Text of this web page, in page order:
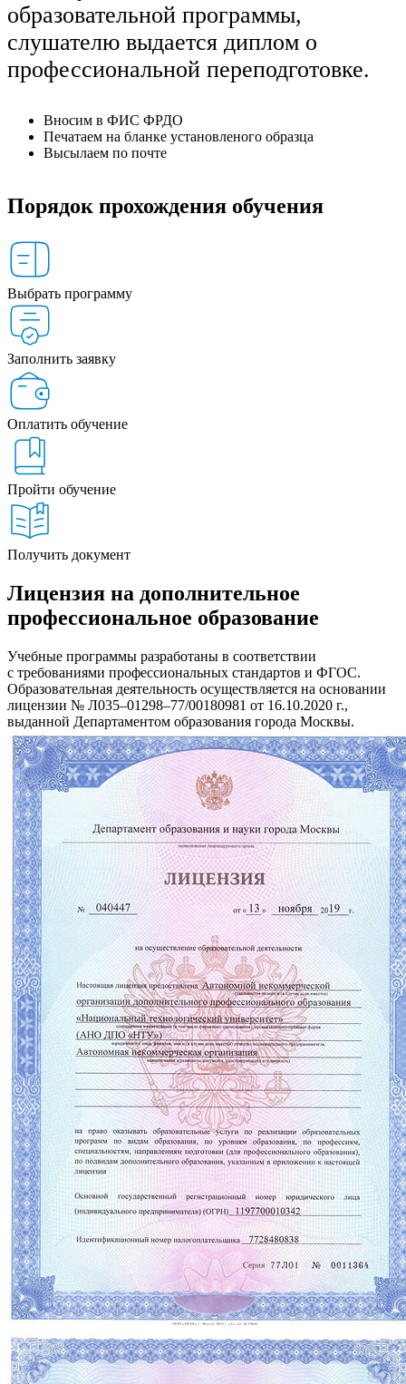
образовательной программы,
слушателю выдается диплом о
профессиональной переподготовке.
Вносим в ФИС ФРДО
Печатаем на бланке установленого образца
Высылаем по почте
Порядок прохождения обучения
Выбрать программу
Заполнить заявку
Оплатить обучение
Пройти обучение
Получить документ
Лицензия на дополнительное
профессиональное образование
Учебные программы разработаны в соответствии
с требованиями профессиональных стандартов и ФГОС.
Образовательная деятельность осуществляется на основании
лицензии № Л035–01298–77/00180981 от 16.10.2020 г.,
выданной Департаментом образования города Москвы.